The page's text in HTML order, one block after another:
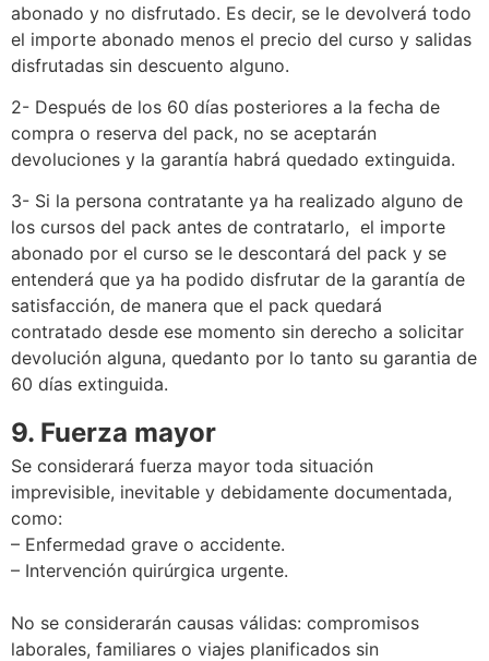
abonado y no disfrutado. Es decir, se le devolverá todo
el importe abonado menos el precio del curso y salidas
disfrutadas sin descuento alguno.
2- Después de los 60 días posteriores a la fecha de
compra o reserva del pack, no se aceptarán
devoluciones y la garantía habrá quedado extinguida.
3- Si la persona contratante ya ha realizado alguno de
los cursos del pack antes de contratarlo, el importe
abonado por el curso se le descontará del pack y se
entenderá que ya ha podido disfrutar de la garantía de
satisfacción, de manera que el pack quedará
contratado desde ese momento sin derecho a solicitar
devolución alguna, quedanto por lo tanto su garantia de
60 días extinguida.
9. Fuerza mayor
Se considerará fuerza mayor toda situación
imprevisible, inevitable y debidamente documentada,
como:
– Enfermedad grave o accidente.
– Intervención quirúrgica urgente.
No se considerarán causas válidas: compromisos
laborales, familiares o viajes planificados sin